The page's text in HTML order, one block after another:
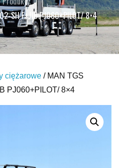
SH F+JIB PJ060+PILOT/ 8×4
ciężarowe / MAN TGS
PJ060+PILOT/ 8×4